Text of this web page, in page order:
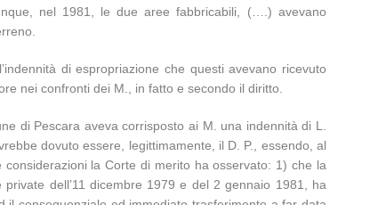
nel 1981, le due aree fabbricabili, (….) avevano
di espropriazione che questi avevano ricevuto
nei confronti dei M., in fatto e secondo il diritto.
di Pescara aveva corrisposto ai M. una indennità di L.
dovuto essere, legittimamente, il D. P., essendo, al
la Corte di merito ha osservato: 1) che la
dell’11 dicembre 1979 e del 2 gennaio 1981, ha